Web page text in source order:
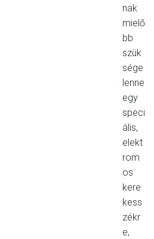
nak
mielő
bb
szük
sége
lenne
egy
speci
ális,
elekt
rom
os
kere
kess
zékr
e,